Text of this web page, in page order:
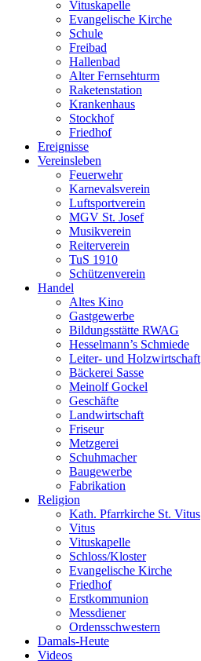
Vituskapelle
Evangelische Kirche
Schule
Freibad
Hallenbad
Alter Fernsehturm
Raketenstation
Krankenhaus
Stockhof
Friedhof
Ereignisse
Vereinsleben
Feuerwehr
Karnevalsverein
Luftsportverein
MGV St. Josef
Musikverein
Reiterverein
TuS 1910
Schützenverein
Handel
Altes Kino
Gastgewerbe
Bildungsstätte RWAG
Hesselmann’s Schmiede
Leiter- und Holzwirtschaft
Bäckerei Sasse
Meinolf Gockel
Geschäfte
Landwirtschaft
Friseur
Metzgerei
Schuhmacher
Baugewerbe
Fabrikation
Religion
Kath. Pfarrkirche St. Vitus
Vitus
Vituskapelle
Schloss/Kloster
Evangelische Kirche
Friedhof
Erstkommunion
Messdiener
Ordensschwestern
Damals-Heute
Videos